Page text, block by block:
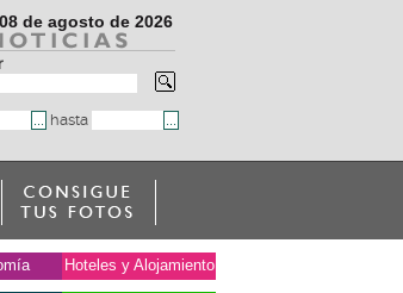
de agosto de 2026
hasta
Hoteles y Alojamiento